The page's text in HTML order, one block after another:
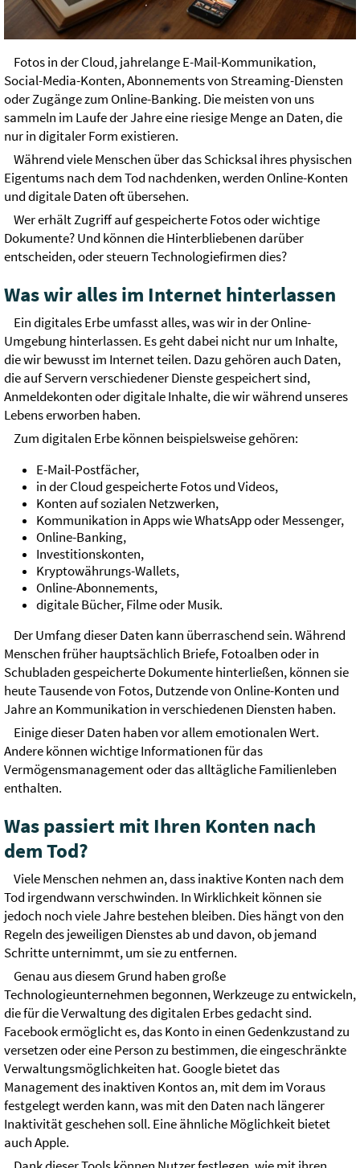
Fotos in der Cloud, jahrelange E-Mail-Kommunikation,
Social-Media-Konten, Abonnements von Streaming-Diensten
oder Zugänge zum Online-Banking. Die meisten von uns
sammeln im Laufe der Jahre eine riesige Menge an Daten, die
nur in digitaler Form existieren.
Während viele Menschen über das Schicksal ihres physischen
Eigentums nach dem Tod nachdenken, werden Online-Konten
und digitale Daten oft übersehen.
Wer erhält Zugriff auf gespeicherte Fotos oder wichtige
Dokumente? Und können die Hinterbliebenen darüber
entscheiden, oder steuern Technologiefirmen dies?
Was wir alles im Internet hinterlassen
Ein digitales Erbe umfasst alles, was wir in der Online-
Umgebung hinterlassen. Es geht dabei nicht nur um Inhalte,
die wir bewusst im Internet teilen. Dazu gehören auch Daten,
die auf Servern verschiedener Dienste gespeichert sind,
Anmeldekonten oder digitale Inhalte, die wir während unseres
Lebens erworben haben.
Zum digitalen Erbe können beispielsweise gehören:
E-Mail-Postfächer,
in der Cloud gespeicherte Fotos und Videos,
Konten auf sozialen Netzwerken,
Kommunikation in Apps wie WhatsApp oder Messenger,
Online-Banking,
Investitionskonten,
Kryptowährungs-Wallets,
Online-Abonnements,
digitale Bücher, Filme oder Musik.
Der Umfang dieser Daten kann überraschend sein. Während
Menschen früher hauptsächlich Briefe, Fotoalben oder in
Schubladen gespeicherte Dokumente hinterließen, können sie
heute Tausende von Fotos, Dutzende von Online-Konten und
Jahre an Kommunikation in verschiedenen Diensten haben.
Einige dieser Daten haben vor allem emotionalen Wert.
Andere können wichtige Informationen für das
Vermögensmanagement oder das alltägliche Familienleben
enthalten.
Was passiert mit Ihren Konten nach
dem Tod?
Viele Menschen nehmen an, dass inaktive Konten nach dem
Tod irgendwann verschwinden. In Wirklichkeit können sie
jedoch noch viele Jahre bestehen bleiben. Dies hängt von den
Regeln des jeweiligen Dienstes ab und davon, ob jemand
Schritte unternimmt, um sie zu entfernen.
Genau aus diesem Grund haben große
Technologieunternehmen begonnen, Werkzeuge zu entwickeln,
die für die Verwaltung des digitalen Erbes gedacht sind.
Facebook ermöglicht es, das Konto in einen Gedenkzustand zu
versetzen oder eine Person zu bestimmen, die eingeschränkte
Verwaltungsmöglichkeiten hat. Google bietet das
Management des inaktiven Kontos an, mit dem im Voraus
festgelegt werden kann, was mit den Daten nach längerer
Inaktivität geschehen soll. Eine ähnliche Möglichkeit bietet
auch Apple.